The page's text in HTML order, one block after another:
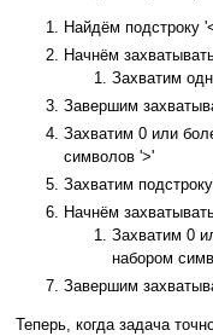
Найдём подстроку
Начнём
Захватим
Завершим
Захватим 0 или
символов '>'
Захватим
Начнём
Захватим 0
набором
Завершим
Теперь, когда задача